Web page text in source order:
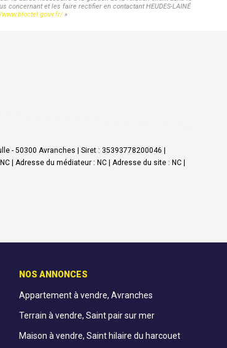
et les faire rectifier en contactant HEUDES-LAINÉ
»
- 50300 Avranches | Siret : 35393778200046 |
| Adresse du médiateur : NC | Adresse du site : NC |
NOS ANNONCES
Appartement à vendre, Avranches
Terrain à vendre, Saint pair sur mer
Maison à vendre, Saint hilaire du harcouet